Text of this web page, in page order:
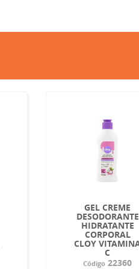
GEL CREME
DESODORANTE
HIDRATANTE
CORPORAL
CLOY
C
Código 22360